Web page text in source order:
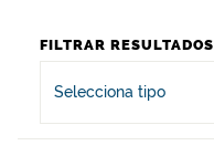
FILTRAR RESULTADOS
Selecciona tipo